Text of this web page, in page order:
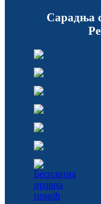
Сарадња